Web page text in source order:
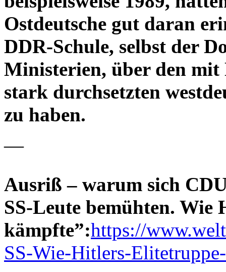
Ostdeutsche gut daran
DDR-Schule, selbst der
Ministerien, über den mit
stark durchsetzten
zu haben.
—
Ausriß – warum sich
SS-Leute bemühten.
kämpfte”:https://
SS-Wie-Hitlers-